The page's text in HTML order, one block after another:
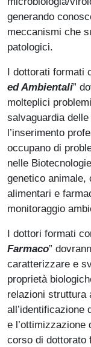
generando
meccanismi che
patologici.
I dottorati formati
ed Ambientali”
molteplici
salvaguardia
l’inserimento
occupano di
nelle
genetico animale,
alimentari e
monitoraggio
I dottori formati
Farmaco”
caratterizzare e
proprietà
relazioni struttura
all’identificazione
e
corso di dottorato